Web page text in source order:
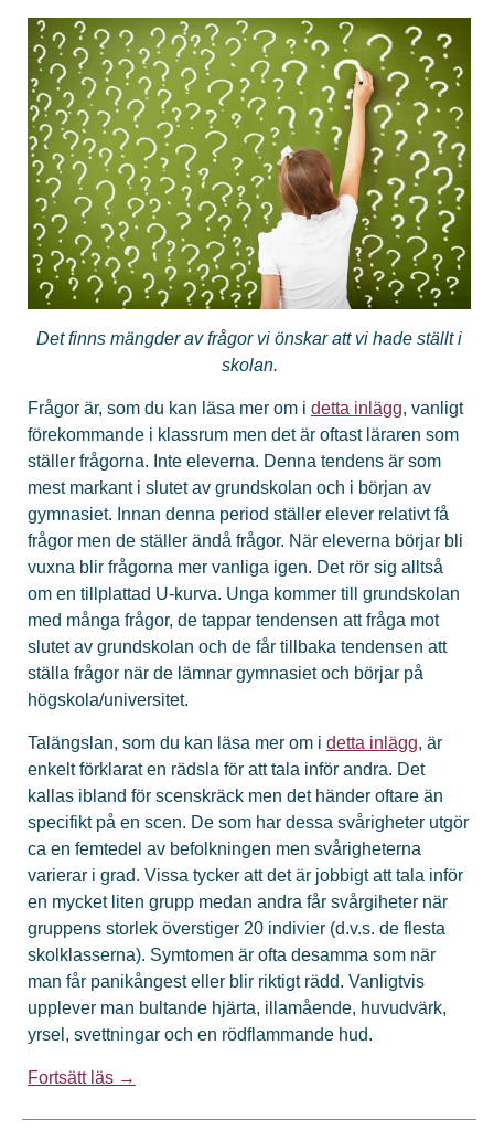
Det finns mängder av frågor vi önskar att vi hade ställt i
skolan.
Frågor är, som du kan läsa mer om i detta inlägg, vanligt
förekommande i klassrum men det är oftast läraren som
ställer frågorna. Inte eleverna. Denna tendens är som
mest markant i slutet av grundskolan och i början av
gymnasiet. Innan denna period ställer elever relativt få
frågor men de ställer ändå frågor. När eleverna börjar bli
vuxna blir frågorna mer vanliga igen. Det rör sig alltså
om en tillplattad U-kurva. Unga kommer till grundskolan
med många frågor, de tappar tendensen att fråga mot
slutet av grundskolan och de får tillbaka tendensen att
ställa frågor när de lämnar gymnasiet och börjar på
högskola/universitet.
Talängslan, som du kan läsa mer om i detta inlägg, är
enkelt förklarat en rädsla för att tala inför andra. Det
kallas ibland för scenskräck men det händer oftare än
specifikt på en scen. De som har dessa svårigheter utgör
ca en femtedel av befolkningen men svårigheterna
varierar i grad. Vissa tycker att det är jobbigt att tala inför
en mycket liten grupp medan andra får svårgiheter när
gruppens storlek överstiger 20 indivier (d.v.s. de flesta
skolklasserna). Symtomen är ofta desamma som när
man får panikångest eller blir riktigt rädd. Vanligtvis
upplever man bultande hjärta, illamående, huvudvärk,
yrsel, svettningar och en rödflammande hud.
Fortsätt läs →